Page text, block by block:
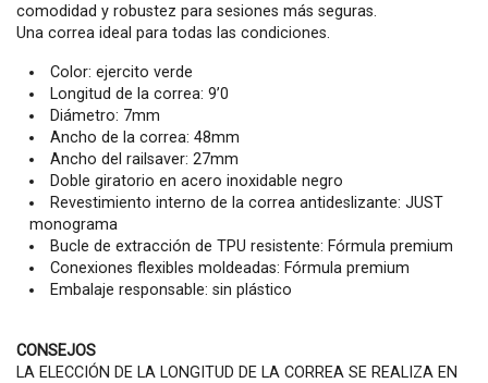
comodidad y robustez para sesiones más seguras.
Una correa ideal para todas las condiciones.
Color: ejercito verde
Longitud de la correa: 9’0
Diámetro: 7mm
Ancho de la correa: 48mm
Ancho del railsaver: 27mm
Doble giratorio en acero inoxidable negro
Revestimiento interno de la correa antideslizante: JUST
monograma
Bucle de extracción de TPU resistente: Fórmula premium
Conexiones flexibles moldeadas: Fórmula premium
Embalaje responsable: sin plástico
CONSEJOS
LA ELECCIÓN DE LA LONGITUD DE LA CORREA SE REALIZA EN